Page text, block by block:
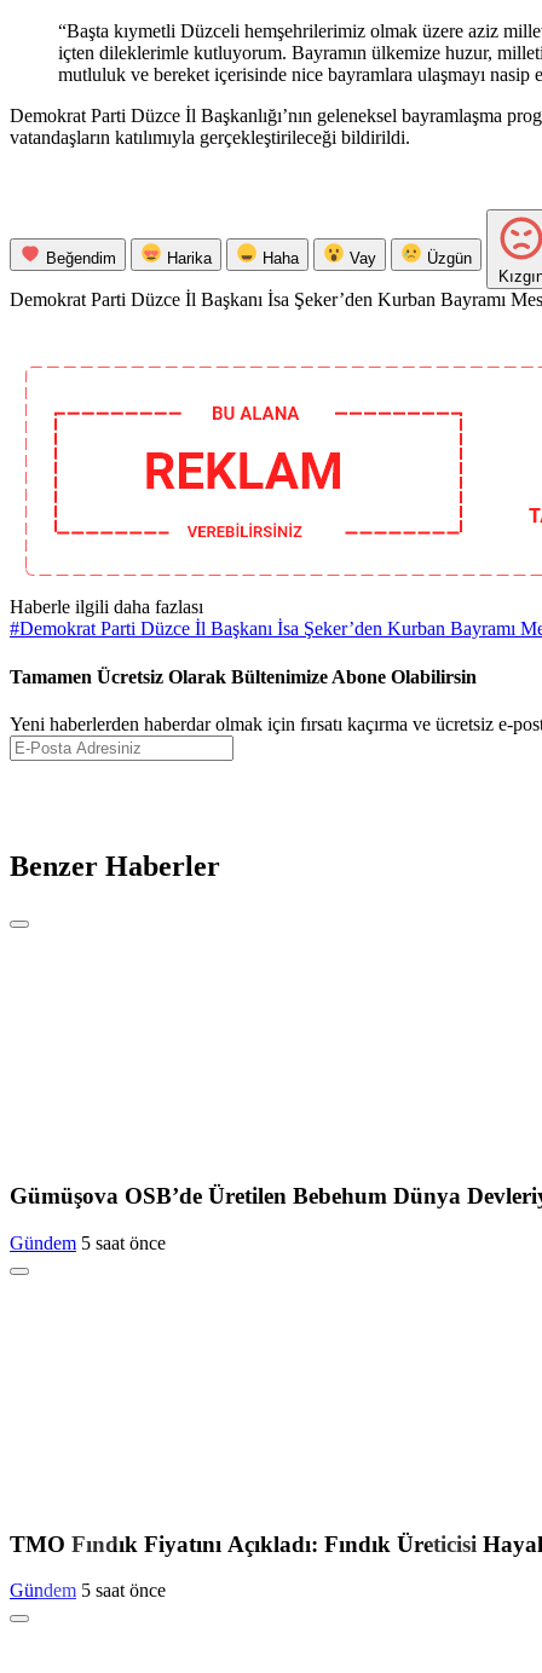
“Başta kıymetli Düzceli hemşehrilerimiz olmak üzere aziz
içten dileklerimle kutluyorum. Bayramın ülkemize huzur,
mutluluk ve bereket içerisinde nice bayramlara ulaşmayı nasip
Demokrat Parti Düzce İl Başkanlığı’nın geleneksel bayramlaşma
vatandaşların katılımıyla gerçekleştirileceği bildirildi.
Beğendim Harika Haha Vay
Üzgün
Demokrat Parti Düzce İl Başkanı İsa Şeker’den Kurban Bayramı
Haberle ilgili daha fazlası
#Demokrat Parti Düzce İl Başkanı İsa Şeker’den Kurban Bayramı
Tamamen Ücretsiz Olarak Bültenimize Abone Olabilirsin
Yeni haberlerden haberdar olmak için fırsatı kaçırma ve ücretsiz e-
Benzer Haberler
Gümüşova OSB’de Üretilen Bebehum Dünya
Gündem 5 saat önce
TMO Fındık Fiyatını Açıkladı: Fındık Üreticisi Hayal
Gündem 5 saat önce